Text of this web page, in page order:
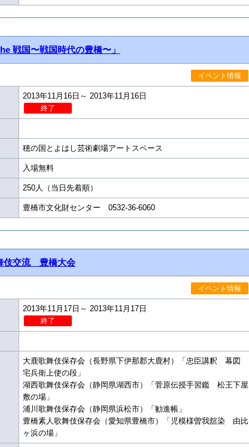
戦国〜戦国時代の豊橋〜」
イベント情報
2013年11月16日～ 2013年11月16日
終了
穂の国とよはし芸術劇場アートスペース
入場無料
250人（当日先着順）
豊橋市文化財センター 0532-36-6060
伎交流 豊橋大会
イベント情報
2013年11月17日～ 2013年11月17日
終了
大鹿歌舞伎保存会（長野県下伊那郡大鹿村）「忠臣講釈 幕図
宅兵衛上使の段」
湖西歌舞伎保存会（静岡県湖西市）「菅原伝授手習鑑 松王下屋
敷の場」
浦川歌舞伎保存会（静岡県浜松市）「勧進帳」
豊橋素人歌舞伎保存会（愛知県豊橋市）「児模様曽我舘染 由比
ヶ浜の場」